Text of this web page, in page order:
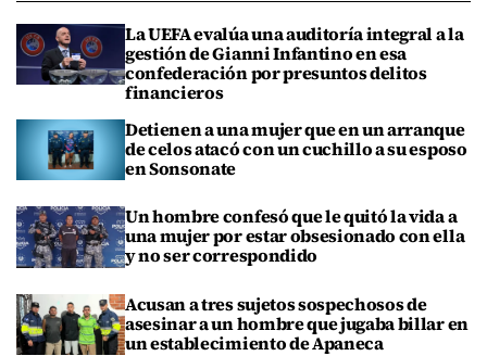
La UEFA evalúa una auditoría integral a la
gestión de Gianni Infantino en esa
confederación por presuntos delitos
financieros
Detienen a una mujer que en un arranque
de celos atacó con un cuchillo a su esposo
en Sonsonate
Un hombre confesó que le quitó la vida a
una mujer por estar obsesionado con ella
y no ser correspondido
Acusan a tres sujetos sospechosos de
asesinar a un hombre que jugaba billar en
un establecimiento de Apaneca